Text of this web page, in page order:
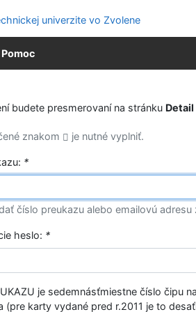
Pomoc
budete presmerovaní na stránku Detail
znakom je nutné vyplniť.
*
číslo preukazu alebo emailovú adresu
heslo: *
je sedemnásťmiestne číslo čipu
(pre karty vydané pred r.2011 je to